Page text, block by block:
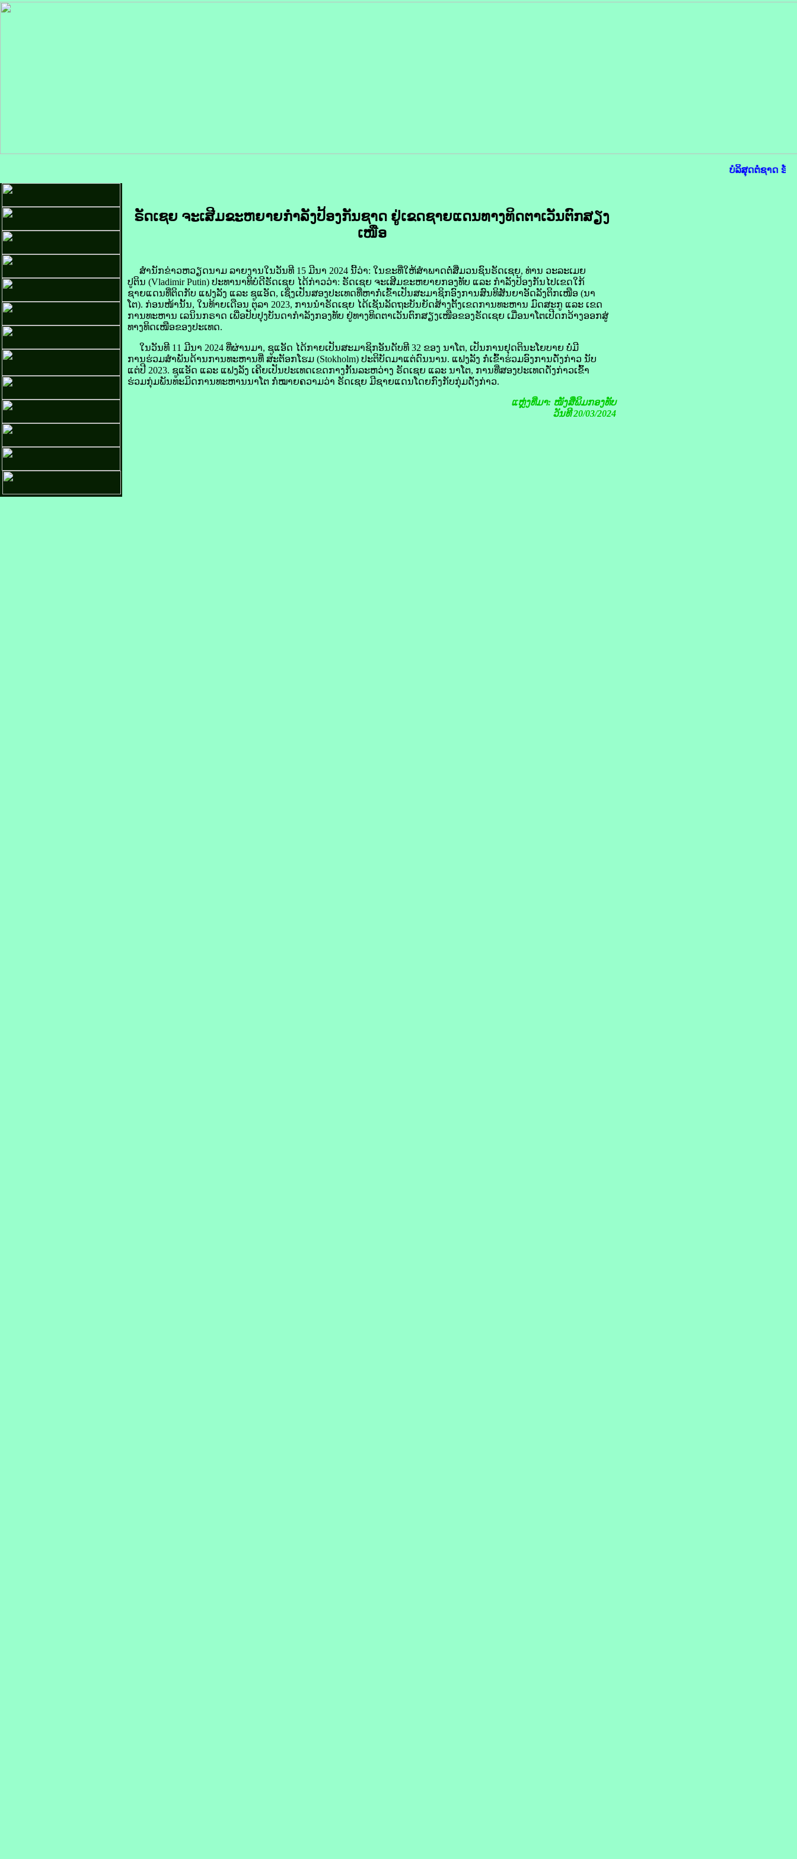
ບໍລິສຸດຕໍ່ຊາດ ຮັບ
ຣັດ​ເຊຍ ຈະ​ເສີມ​ຂະຫຍາຍ​ກຳລັງ​ປ້ອງ​ກັນ​ຊາດ​ ຢູ່​ເຂດ​ຊາຍ​ແດນ​ທາງ​ທິດຕາເວັນຕົກ​ສຽງ​
ເໜືອ
ສຳນັກ​ຂ່າວ​ຫວຽດນາມ ລາຍ​ງານ​ໃນ​ວັນ​ທີ 15 ມີນາ 2024 ນີ້​ວ່າ: ໃນ​ຂະ​ທີ່​ໃຫ້​ສຳພາດ​ຕໍ່​ສື່​ມວນ​ຊົນ​ຣັດ​ເຊຍ, ທ່ານ ວະລະເມຍ
ປູ​ຕິນ (Vladimir Putin) ປະທານາທິບໍດີ​ຣັດ​ເຊຍ ໄດ້​ກ່າວ​ວ່າ: ຣັດ​ເຊຍ ຈະ​ເສີມ​ຂະຫຍາຍ​ກອງທັບ ແລະ ກຳລັງ​ປ້ອງ​ກັນ​ໄປ​ເຂດ​ໃກ້​
ຊາຍ​ແດນ​ທີ່​ຕິດ​ກັບ ແຟງ​ລັງ ແລະ ຊູ​ແອັດ, ເຊິ່ງ​ເປັນ​ສອງ​ປະເທດ​ທີ່​ຫາກໍ່​ເຂົ້າ​ເປັນ​ສະມາຊິກ​ອົງການ​ສົນທິສັນຍາ​ອັດ​ລັງ​ຕິກ​ເໜືອ (ນາ​
ໂຕ). ກ່ອນ​ໜ້າ​ນັ້ນ, ໃນ​ທ້າຍ​ເດືອນ ຕຸລາ 2023, ການ​ນຳ​ຣັດ​ເຊຍ ໄດ້​ເຊັນ​ລັດ​ຖະ​ບັນຍັດ​ສ້າງຕັ້ງ​ເຂດ​ການ​ທະຫານ ມົດ​ສະ​ກູ ແລະ ເຂດ​
ການ​ທະຫານ ເລ​ນິນ​ກຣາດ ເພື່ອ​ປັບປຸງ​ບັນດາ​ກຳລັງ​ກອງທັບ ຢູ່​ທາງ​ທິດຕາເວັນຕົກ​ສຽງ​ເໜືອ​ຂອງ​ຣັດ​ເຊຍ ເມື່່ອ​ນາ​ໂຕ​ເປີດ​ກວ້​​າງ​ອອກ​ສູ່​
ທາງ​ທິດເໜືອ​ຂອງ​ປະເທດ.
ໃນ​ວັນ​ທີ 11 ມີນາ 2024 ທີ່​ຜ່ານ​ມາ, ຊູ​ແອັດ ໄດ້​ກາຍເປັນ​ສະມາຊິກ​ອັນ​ດັບ​ທີ 32 ຂອງ ນາ​ໂຕ, ເປັນ​ການ​ຢຸດຕິ​ນະໂຍບາຍ ບໍ່​ມີ​
ການ​ຮ່ວມ​ສຳພັນ​ດ້ານ​ການ​ທະຫານ​ທີ່ ສະ​ຕັອກ​ໂຮມ (Stokholm) ປະຕິບັດ​ມາ​ແຕ່​ດົນ​ນານ. ແຟງ​ລັງ ກໍ່​ເຂົ້າ​ຮ່ວມ​ອົງການ​ດັ່ງກ່າວ ນັບ​
ແຕ່​ປີ 2023. ຊູ​ແອັດ ແລະ ແຟງ​ລັງ ເຄີຍ​ເປັນ​ປະເທດ​ເຂດ​ກາງ​ກັ້ນ​ລະຫວ່າງ ຣັດ​ເຊຍ ແລະ ນາ​ໂຕ, ການ​ທີ່​ສອງ​ປະເທດ​ດັ່ງກ່າວ​ເຂົ້າ
ຮ່ວມ​ກຸ່ມ​ພັນທະ​ມິດ​ການ​ທະຫານ​ນາ​ໂຕ ກໍ່​ໝາຍ​ຄວາມ​ວ່າ ຣັດ​ເຊຍ ມີ​ຊາຍ​ແດນ​ໂດຍ​ກົງ​ກັບ​ກຸ່ມ​ດັ່ງກ່າວ.
ແຫຼ່ງທີ່ມາ: ໜັງສືພິມກອງທັບ
ວັນທີ 20/03/2024